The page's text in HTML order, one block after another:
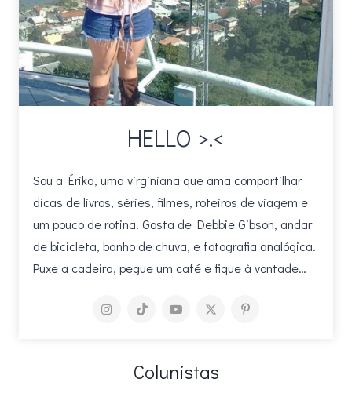
HELLO >.<
Sou a Érika, uma virginiana que ama compartilhar
dicas de livros, séries, filmes, roteiros de viagem e
um pouco de rotina. Gosta de Debbie Gibson, andar
de bicicleta, banho de chuva, e fotografia analógica.
Puxe a cadeira, pegue um café e fique à vontade…
Colunistas